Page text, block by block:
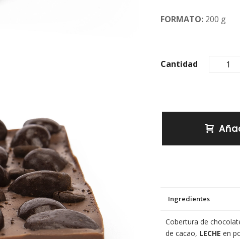
FORMATO: 200 g
Cantidad
Ingredientes
Cobertura de
de cacao, LECHE en